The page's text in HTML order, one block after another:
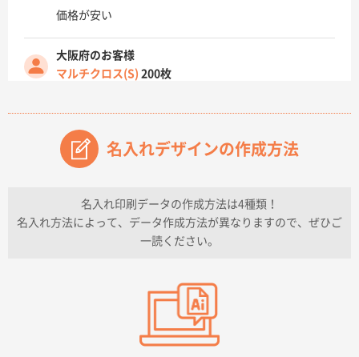
価格が安い
大阪府のお客様
マルチクロス(S) 200枚
原稿データ流用が可能で価格が妥当なこと
兵庫県のお客様
チケットホルダー ダブルポケット
上記のとおりです。
柳さんの対応が素晴らしかった。
名入れデザインの作成方法
名入れ印刷データの作成方法は4種類！
名入れ方法によって、データ作成方法が異なりますので、ぜひご
一読ください。